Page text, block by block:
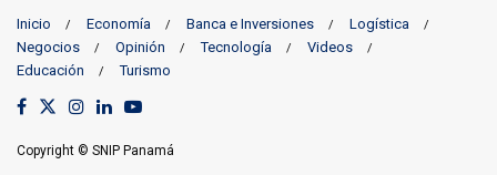
Inicio Economía Banca e Inversiones
Logística
Negocios
Opinión Tecnología
Videos
Educación
Turismo
Copyright © SNIP Panamá